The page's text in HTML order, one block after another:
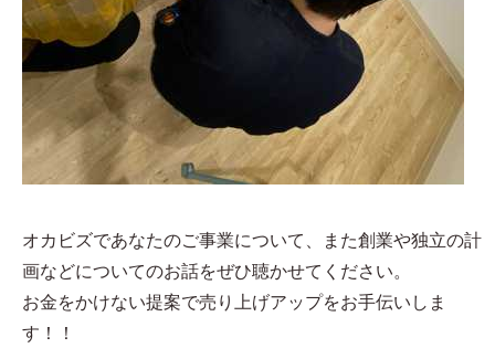
オカビズであなたのご事業について、また創業や独立の計
画などについてのお話をぜひ聴かせてください。
お金をかけない提案で売り上げアップをお手伝いしま
す！！